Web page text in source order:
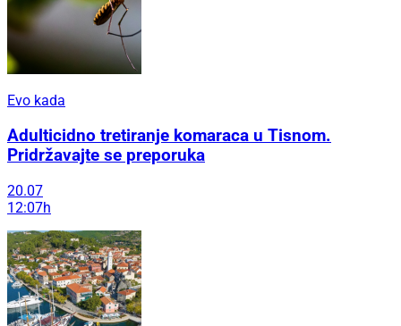
Evo kada
Adulticidno tretiranje komaraca u Tisnom.
Pridržavajte se preporuka
20.07
12:07h